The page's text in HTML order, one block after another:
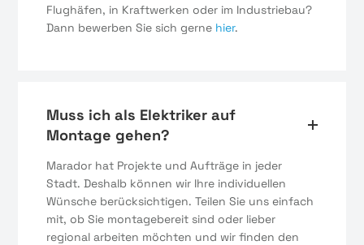
Flughäfen, in Kraftwerken oder im Industriebau?
Dann bewerben Sie sich gerne hier.
Muss ich als Elektriker auf
Montage gehen?
Marador hat Projekte und Aufträge in jeder
Stadt. Deshalb können wir Ihre individuellen
Wünsche berücksichtigen. Teilen Sie uns einfach
mit, ob Sie montagebereit sind oder lieber
regional arbeiten möchten und wir finden den